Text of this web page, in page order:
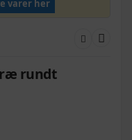
varer her
rundt